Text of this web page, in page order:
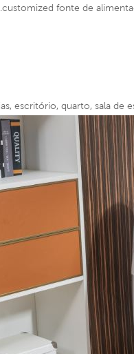
fonte de
escritório, quarto, sala de